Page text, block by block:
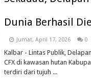
Dunia Berhasil
Jumat, April 17, 2026 0
Kalbar - Lintas Publik,
CFX di kawasan hutan
terdiri dari tujuh ...